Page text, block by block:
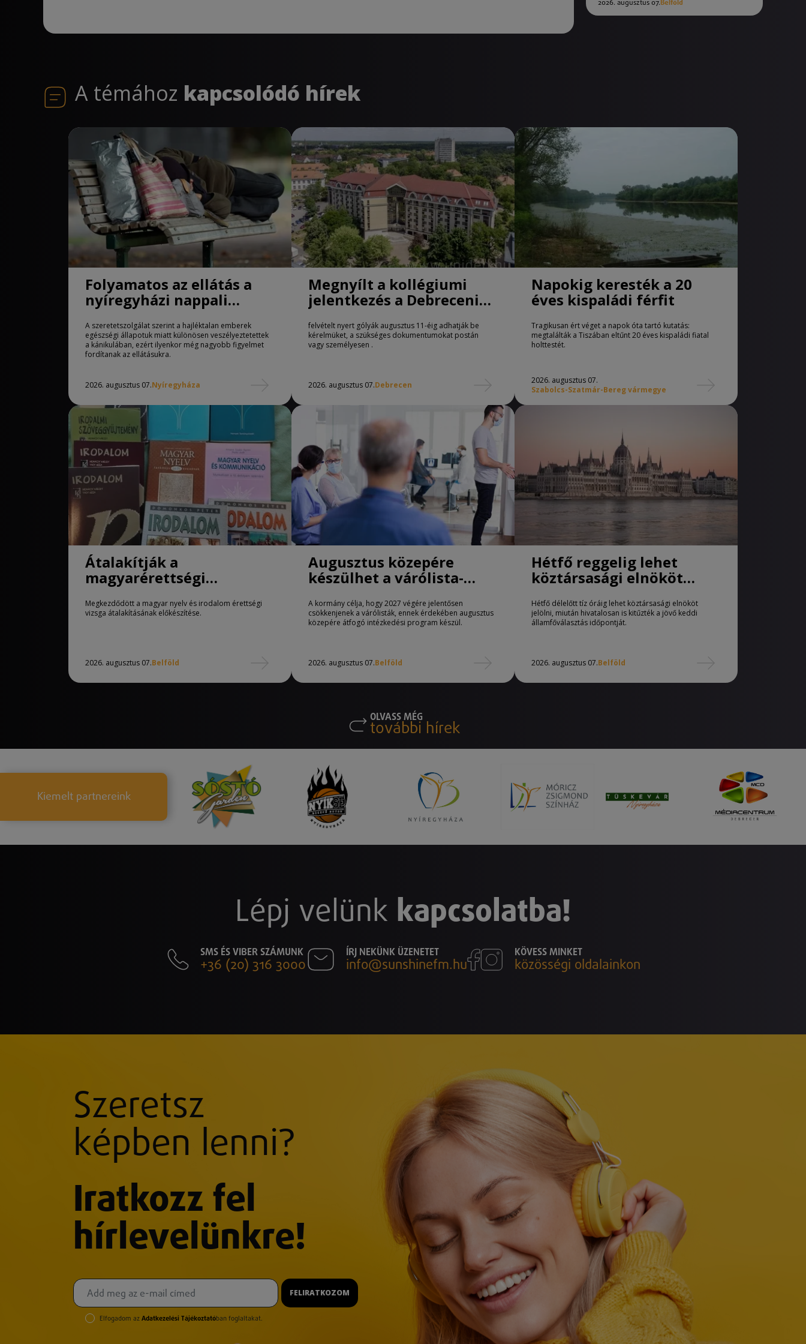
2026. augusztus 07.Belföld
A témához kapcsolódó hírek
Folyamatos az ellátás a
nyíregyházi nappali
melegedőben
A szeretetszolgálat szerint a hajléktalan emberek
egészségi állapotuk miatt különösen veszélyeztetettek
a kánikulában, ezért ilyenkor még nagyobb figyelmet
fordítanak az ellátásukra.
2026. augusztus 07.Nyíregyháza
Megnyílt a kollégiumi
jelentkezés a Debreceni
Egyetemen
felvételt nyert gólyák augusztus 11-éig adhatják be
kérelmüket, a szükséges dokumentumokat postán
vagy személyesen .
2026. augusztus 07.Debrecen
Napokig keresték a 20
éves kispaládi férfit
Tragikusan ért véget a napok óta tartó kutatás:
megtalálták a Tiszában eltűnt 20 éves kispaládi fiatal
holttestét.
2026. augusztus 07.
Szabolcs-Szatmár-Bereg vármegye
Átalakítják a
magyarérettségi
követelményeit
Megkezdődött a magyar nyelv és irodalom érettségi
vizsga átalakításának előkészítése.
2026. augusztus 07.Belföld
Augusztus közepére
készülhet a várólista-
A kormány célja, hogy 2027 végére jelentősen
csökkenjenek a várólisták, ennek érdekében augusztus
közepére átfogó intézkedési program készül.
2026. augusztus 07.Belföld
Hétfő reggelig lehet
köztársasági elnököt
Hétfő délelőtt tíz óráig lehet köztársasági elnököt
jelölni, miután hivatalosan is kitűzték a jövő keddi
államfőválasztás időpontját.
2026. augusztus 07.Belföld
OLVASS MÉG
további hírek
Kiemelt partnereink
Lépj velünk kapcsolatba!
SMS ÉS VIBER SZÁMUNK
+36 (20) 316 3000
ÍRJ NEKÜNK ÜZENETET
info@sunshinefm.hu
KÖVESS MINKET
közösségi oldalainkon
Szeretsz
képben lenni?
Iratkozz fel
hírlevelünkre!
FELIRATKOZOM
Elfogadom az Adatkezelési Tájékoztatóban foglaltakat.